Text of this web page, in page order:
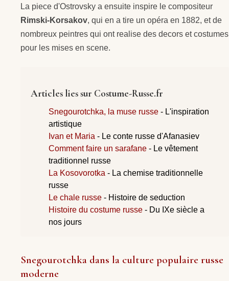
La piece d'Ostrovsky a ensuite inspire le compositeur
Rimski-Korsakov, qui en a tire un opéra en 1882, et de
nombreux peintres qui ont realise des decors et costumes
pour les mises en scene.
Articles lies sur Costume-Russe.fr
Snegourotchka, la muse russe - L'inspiration
artistique
Ivan et Maria - Le conte russe d'Afanasiev
Comment faire un sarafane - Le vêtement
traditionnel russe
La Kosovorotka - La chemise traditionnelle
russe
Le chale russe - Histoire de seduction
Histoire du costume russe - Du IXe siècle a
nos jours
Snegourotchka dans la culture populaire russe
moderne